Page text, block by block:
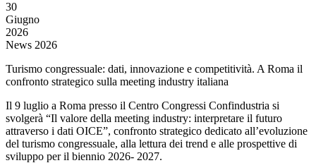
30
Giugno
2026
News 2026
Turismo congressuale: dati, innovazione e competitività. A Roma il
confronto strategico sulla meeting industry italiana
Il 9 luglio a Roma presso il Centro Congressi Confindustria si
svolgerà “Il valore della meeting industry: interpretare il futuro
attraverso i dati OICE”, confronto strategico dedicato all’evoluzione
del turismo congressuale, alla lettura dei trend e alle prospettive di
sviluppo per il biennio 2026- 2027.